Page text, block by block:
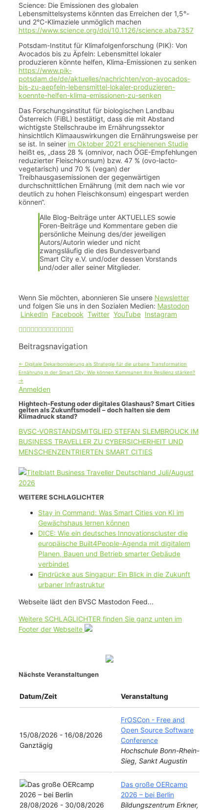
Science: Die Emissionen des globalen
Lebensmittelsystems könnten das Erreichen der 1,5°-
und 2°C-Klimaziele unmöglich machen
https://www.science.org/doi/10.1126/science.aba7357
Potsdam-Institut für Klimafolgenforschung (PIK): Von
Avocados bis zu Äpfeln: Lebensmittel lokaler
produzieren könnte helfen, Klima-Emissionen zu senken
https://www.pik-
potsdam.de/de/aktuelles/nachrichten/von-avocados-
bis-zu-aepfeln-lebensmittel-lokaler-produzieren-
koennte-helfen-klima-emissionen-zu-senken
Das Forschungsinstitut für biologischen Landbau
Österreich (FiBL) bestätigt, dass die mit Abstand
wichtigste Stellschraube im Ernährungssektor
hinsichtlich Klimaauswirkungen die Ernährungsweise per
se ist. In seiner im Oktober 2021 erschienenen Studie
heißt es, „dass 28 % (omnivor, nach ÖGE-Empfehlungen
reduzierter Fleischkonsum) bzw. 47 % (ovo-lacto-
vegetarisch) und 70 % (vegan) der
Treibhausgasemissionen der gegenwärtigen
durchschnittlichen Ernährung (mit dem nach wie vor
deutlich zu hohen Fleischkonsum) eingespart werden
können“.
Alle Blog-Beiträge unter AKTUELLES sowie
Foren-Beiträge und Kommentare geben die
persönliche Meinung des/der jeweiligen
Autors/Autorin wieder und nicht
zwangsläufig die des Bundesverband
Smart City e.V. und/oder dessen Vorstands
und/oder aller seiner Mitglieder.
Wenn Sie möchten, abonnieren Sie unsere Newsletter
und folgen Sie uns in den Sozialen Medien: Mastodon
LinkedIn Facebook Twitter YouTube Instagram
Beitragsnavigation
← Digitale Dekarbonisierung als Strategie für die urbane Transformation
Ernährung in der Smart City: Wie können Kommunen ihre Resilienz stärken?
→
Anmelden
Hightech-Festung oder digitales Glashaus? Smart Cities
gelten als Zukunftsmodell – doch halten sie dem
Klimadruck stand?
BVSC-VORSTANDSMITGLIED STEFAN SLEMBROUCK IM
BUSINESS TRAVELLER ZU CYBERSICHERHEIT UND
MENSCHENZENTRIERTEN SMART CITIES
WEITERE SCHLAGLICHTER
Stay in Command: Was Smart Cities von KI im
Gewächshaus lernen können
DICE: Wie ein deutsches Innovationscluster die
europäische Built4People-Agenda mit digitalem
Planen, Bauen und Betrieb smarter Gebäude
verbindet
Eindrücke aus Singapur: Ein Blick in die Zukunft
urbaner Infrastruktur
Webseite lädt den BVSC Mastodon Feed...
Weitere SCHLAGLICHTER finden Sie ganz unten im
Footer der Webseite
Nächste Veranstaltungen
Datum/Zeit Veranstaltung
15/08/2026 - 16/08/2026
Ganztägig
FrOSCon - Free and
Open Source Software
Conference
Hochschule Bonn-Rhein-
Sieg, Sankt Augustin
28/08/2026 - 30/08/2026
Das große OERcamp
2026 – bei Berlin
Bildungszentrum Erkner,